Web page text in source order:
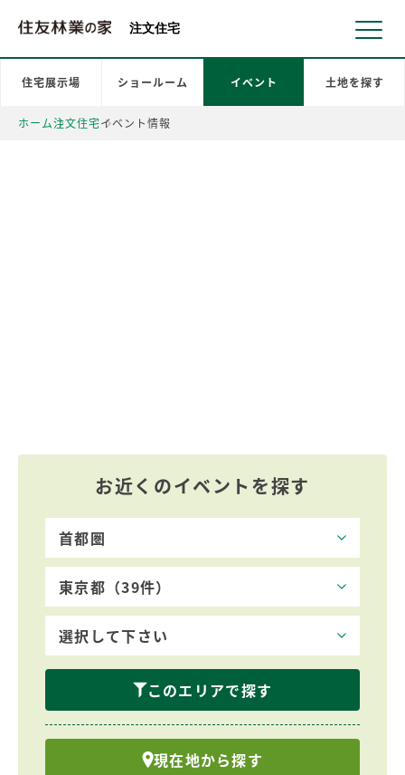
注文住宅
ホーム注文住宅イベント情報
住宅展示場 ショールーム イベント 土地を探す
お近くのイベントを探す
このエリアで探す
現在地から探す